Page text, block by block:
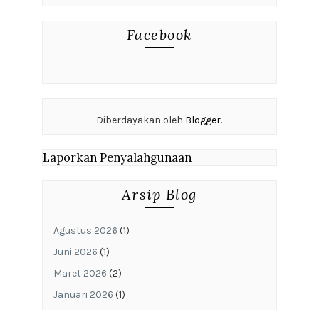
Facebook
Diberdayakan oleh Blogger.
Laporkan Penyalahgunaan
Arsip Blog
Agustus 2026 (1)
Juni 2026 (1)
Maret 2026 (2)
Januari 2026 (1)